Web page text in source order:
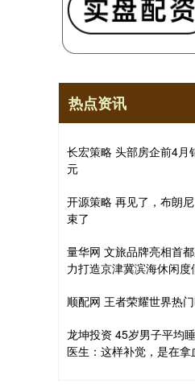
热点资讯
长宏策略 头部房企前4
元
开源策略 再见了，布朗
束了
量华网 文旅品牌亮相首
力打造京津冀滨海休闲
顺配网 王者荣耀世界热
龙坤投资 45岁男子平均
医生：这样补觉，是在拿